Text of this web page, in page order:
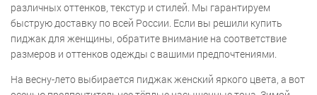
различных оттенков, текстур и стилей. Мы гарантируем
быструю доставку по всей России. Если вы решили купить
пиджак для женщины, обратите внимание на соответствие
размеров и оттенков одежды с вашими предпочтениями.
На весну-лето выбирается пиджак женский яркого цвета, а вот